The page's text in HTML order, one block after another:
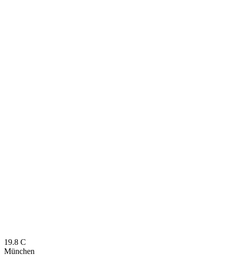
19.8 C
München